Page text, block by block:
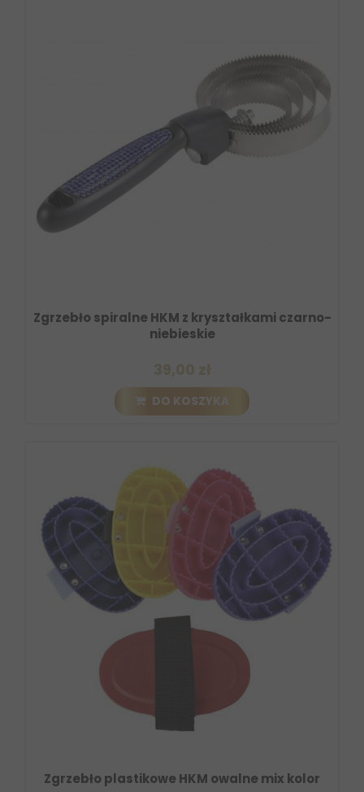
Zgrzebło spiralne HKM z kryształkami czarno-
niebieskie
DO KOSZYKA
Zgrzebło plastikowe HKM owalne mix kolor